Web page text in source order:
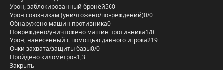
Урон, заблокированный бронёй560
Урон союзникам (уничтожено/повреждений)0/0
Обнаружено машин противника0
Повреждено/уничтожено машин противника1/0
Урон, нанесённый с помощью данного игрока219
Очки захвата/защиты базы0/0
Пройдено километров1,3
Закрыть